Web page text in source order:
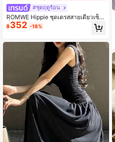
#ชุดฤดูร้อน
ROMWE Hippie ชุดเดรสสายเดี่ยวเซ็ก
ซี่ พิมพ์ลายพระอาทิตย์ พระจันทร์ และด
าว สไตล์ฮิปปี้ โรแมนติก โบฮีเมียน สำห
฿352 -18%